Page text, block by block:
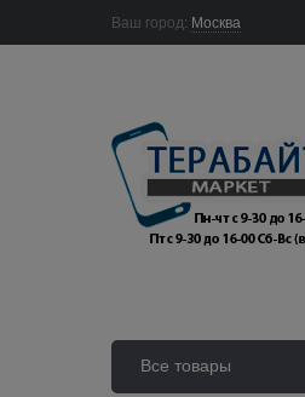
Ваш город: Москва
Все товары